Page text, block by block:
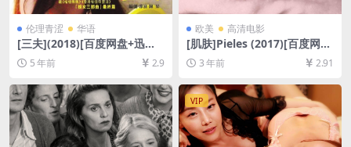
伦理青涩 华语
[三夫](2018)[百度网盘+迅雷
云盘资源1080P超清未删减]
[MP4/4.7GB][粤语中字]【视
压密码）】
5 年前 2.9
欧美 高清电影
[肌肤]Pieles (2017)[百度网盘
+夸克网盘1080P超清未删减
资源][网盘在线播放/下载][MP
3 年前 2.91
VIP